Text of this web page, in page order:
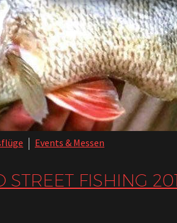
Events & Messen
STREET FISHING